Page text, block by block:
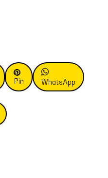
Pin WhatsApp